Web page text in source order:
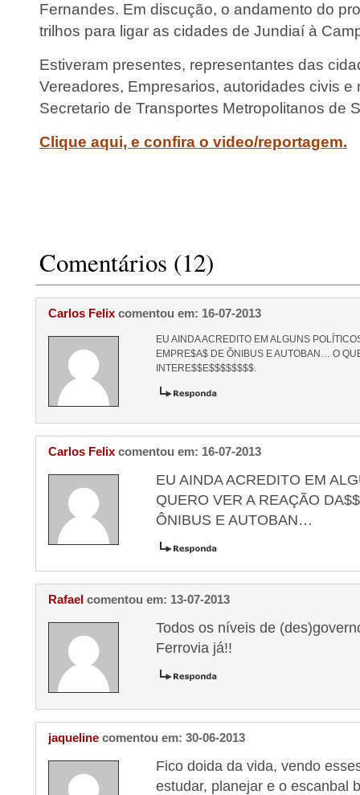
Fernandes. Em discução, o andamento do
trilhos para ligar as cidades de Jundiaí à
Estiveram presentes, representantes das
Vereadores, Empresarios, autoridades civis e
Secretario de Transportes Metropolitanos de
Clique aqui, e confira o video/reportagem.
Comentários (12)
Carlos Felix comentou em: 16-07-2013
EU AINDA ACREDITO EM ALGUNS
EMPRE$A$ DE ÔNIBUS E AUTOBAN… O
INTERE$$E$$$$$$$$.
Carlos Felix comentou em: 16-07-2013
EU AINDA ACREDITO EM
QUERO VER A REAÇÃO
ÔNIBUS E AUTOBAN…
Rafael comentou em: 13-07-2013
Todos os níveis de
Ferrovia já!!
jaqueline comentou em: 30-06-2013
Fico doida da vida, vendo
estudar, planejar e o escanbal